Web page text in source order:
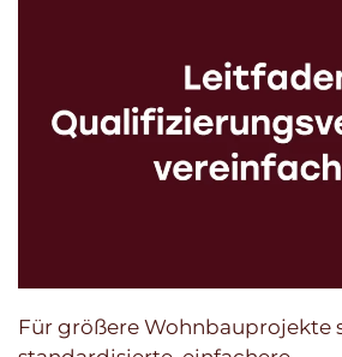
Für größere Wohnbauprojekte